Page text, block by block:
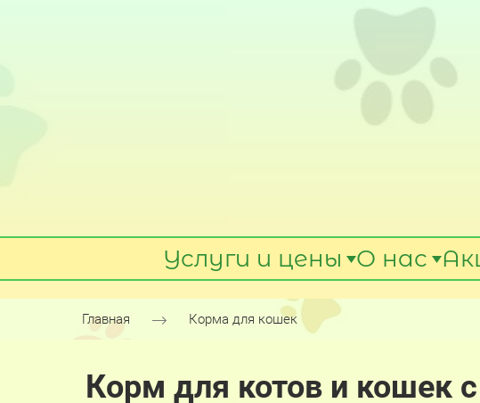
Услуги и цены О нас
Главная Корма для кошек
Корм для котов и кошек